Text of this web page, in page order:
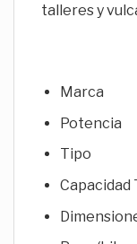
talleres y
Marca
Tipo